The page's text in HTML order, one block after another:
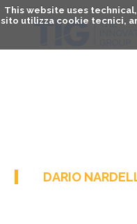
This website uses
sito utilizza cookie tecnici,
DARIO